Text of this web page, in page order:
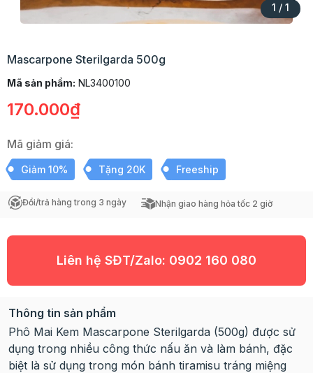
1 / 1
Mascarpone Sterilgarda 500g
Mã sản phẩm: NL3400100
170.000₫
Mã giảm giá:
Giảm 10% Tặng 20K Freeship
Đổi/trả hàng trong 3 ngày Nhận giao hàng hỏa tốc 2 giờ
Liên hệ SĐT/Zalo: 0902 160 080
Thông tin sản phẩm
Phô Mai Kem Mascarpone Sterilgarda (500g) được sử
dụng trong nhiều công thức nấu ăn và làm bánh, đặc
biệt là sử dụng trong món bánh tiramisu tráng miệng